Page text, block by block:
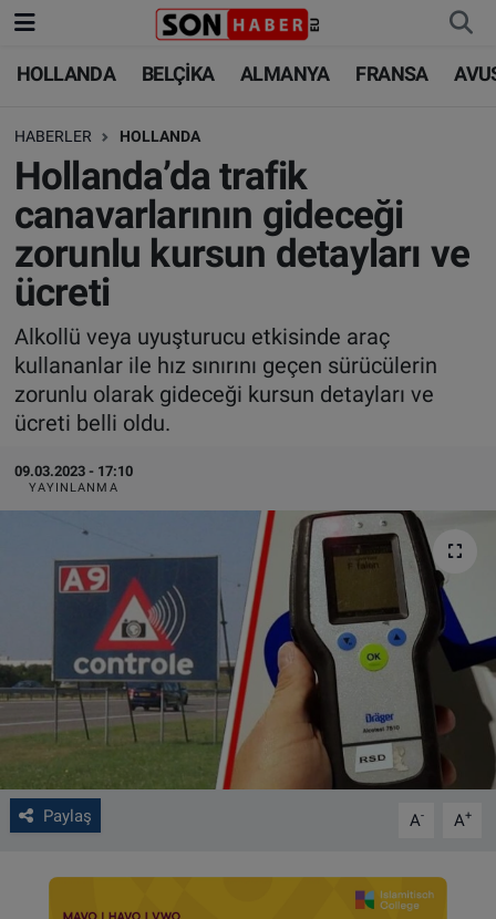
HOLLANDA BELÇİKA ALMANYA FRANSA
HABERLER HOLLANDA
Hollanda’da trafik
canavarlarının gideceği
zorunlu kursun detayları ve
ücreti
Alkollü veya uyuşturucu etkisinde araç
kullananlar ile hız sınırını geçen sürücülerin
zorunlu olarak gideceği kursun detayları ve
ücreti belli oldu.
09.03.2023 - 17:10
YAYINLANMA
Paylaş A- A+
HOLLANDA
BELÇİKA
ALMANYA
FRANSA
AVUSTURYA
SAĞLIK - YAŞAM
BİLİM-TEKNOLOJİ
HOLLANDA
BELÇİKA
ALMANYA
TÜRKİYE
DÜNYA
BİLİM-TEKNOLOJİ
SAĞLIK
FOTO GALERİ
VIDEO GALERİ
ALGEMENE VOORWAARDEN
CONTACT
Çerez Politikası
Nöbetçi Eczaneler
Hava Durumu
Trafik Durumu
Süper Lig Puan Durumu ve Fikstür
Tüm Manşetler
Son Dakika Haberleri
Haber Arşivi